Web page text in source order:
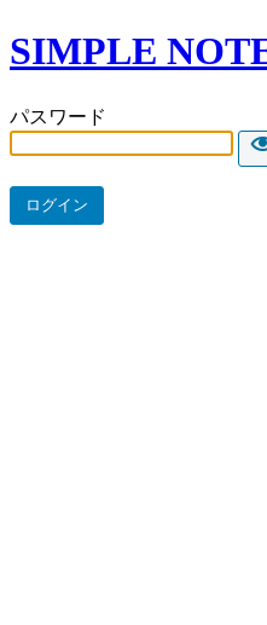
SIMPLE
パスワード